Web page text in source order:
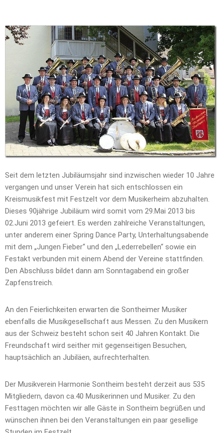
Seit dem letzten Jubiläumsjahr sind inzwischen wieder 10 Jahre
vergangen und unser Verein hat sich entschlossen ein
Kreismusikfest mit Festzelt vor dem Musikerheim abzuhalten.
Dieses 90jährige Jubiläum wird somit vom 29.Mai 2013 bis
02.Juni 2013 gefeiert. Es werden zahlreiche Veranstaltungen,
unter anderem einer Spring Dance Party, Unterhaltungsabende
mit dem „Jungen Fieber“ und den „Lederrebellen“ sowie ein
Festakt verbunden mit einem Abend der Vereine stattfinden.
Den Abschluss bildet dann am Sonntagabend ein großer
Zapfenstreich.
An den Feierlichkeiten erwarten die Sontheimer Musiker
ebenfalls die Musikgesellschaft aus Messen. Zu den Musikern
aus der Schweiz besteht schon seit 40 Jahren Kontakt. Die
Freundschaft wird seither mit gegenseitigen Besuchen,
hauptsächlich an Jubiläen, aufrechterhalten.
Der Musikverein Harmonie Sontheim besteht derzeit aus 535
Mitgliedern, davon ca.40 Musikerinnen und Musiker. Zu den
Festtagen möchten wir alle Gäste in Sontheim begrüßen und
wünschen ihnen bei den Veranstaltungen ein paar gesellige